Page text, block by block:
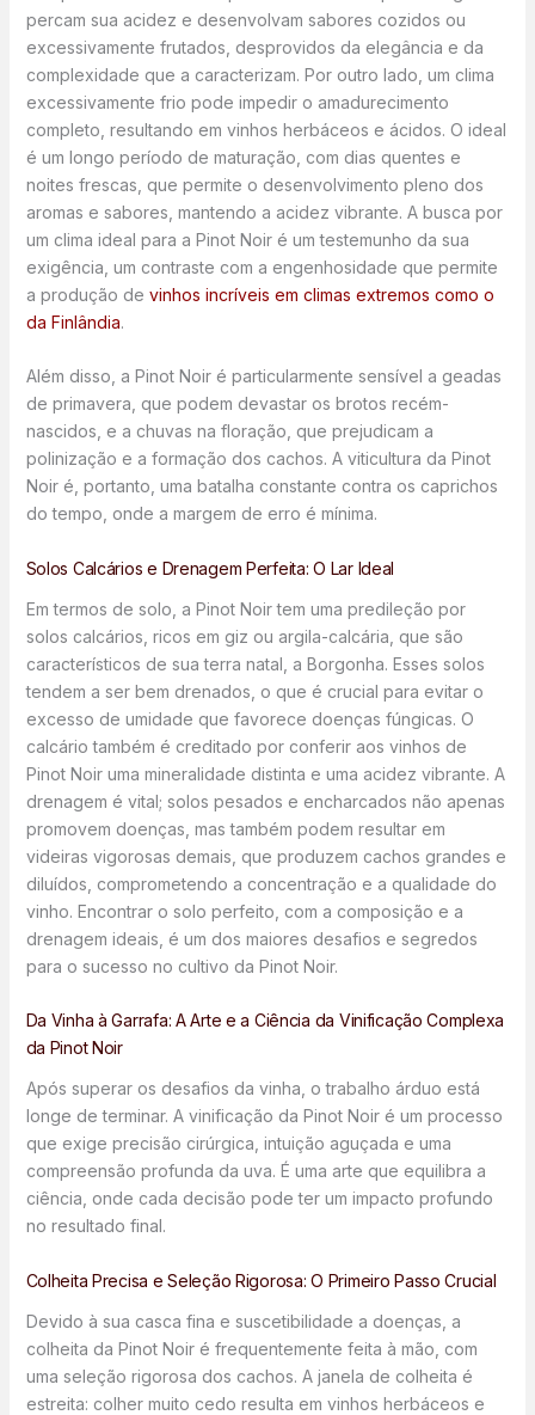
percam sua acidez e desenvolvam sabores cozidos ou
excessivamente frutados, desprovidos da elegância e da
complexidade que a caracterizam. Por outro lado, um clima
excessivamente frio pode impedir o amadurecimento
completo, resultando em vinhos herbáceos e ácidos. O ideal
é um longo período de maturação, com dias quentes e
noites frescas, que permite o desenvolvimento pleno dos
aromas e sabores, mantendo a acidez vibrante. A busca por
um clima ideal para a Pinot Noir é um testemunho da sua
exigência, um contraste com a engenhosidade que permite
a produção de vinhos incríveis em climas extremos como o
da Finlândia.
Além disso, a Pinot Noir é particularmente sensível a geadas
de primavera, que podem devastar os brotos recém-
nascidos, e a chuvas na floração, que prejudicam a
polinização e a formação dos cachos. A viticultura da Pinot
Noir é, portanto, uma batalha constante contra os caprichos
do tempo, onde a margem de erro é mínima.
Solos Calcários e Drenagem Perfeita: O Lar Ideal
Em termos de solo, a Pinot Noir tem uma predileção por
solos calcários, ricos em giz ou argila-calcária, que são
característicos de sua terra natal, a Borgonha. Esses solos
tendem a ser bem drenados, o que é crucial para evitar o
excesso de umidade que favorece doenças fúngicas. O
calcário também é creditado por conferir aos vinhos de
Pinot Noir uma mineralidade distinta e uma acidez vibrante. A
drenagem é vital; solos pesados e encharcados não apenas
promovem doenças, mas também podem resultar em
videiras vigorosas demais, que produzem cachos grandes e
diluídos, comprometendo a concentração e a qualidade do
vinho. Encontrar o solo perfeito, com a composição e a
drenagem ideais, é um dos maiores desafios e segredos
para o sucesso no cultivo da Pinot Noir.
Da Vinha à Garrafa: A Arte e a Ciência da Vinificação Complexa
da Pinot Noir
Após superar os desafios da vinha, o trabalho árduo está
longe de terminar. A vinificação da Pinot Noir é um processo
que exige precisão cirúrgica, intuição aguçada e uma
compreensão profunda da uva. É uma arte que equilibra a
ciência, onde cada decisão pode ter um impacto profundo
no resultado final.
Colheita Precisa e Seleção Rigorosa: O Primeiro Passo Crucial
Devido à sua casca fina e suscetibilidade a doenças, a
colheita da Pinot Noir é frequentemente feita à mão, com
uma seleção rigorosa dos cachos. A janela de colheita é
estreita: colher muito cedo resulta em vinhos herbáceos e